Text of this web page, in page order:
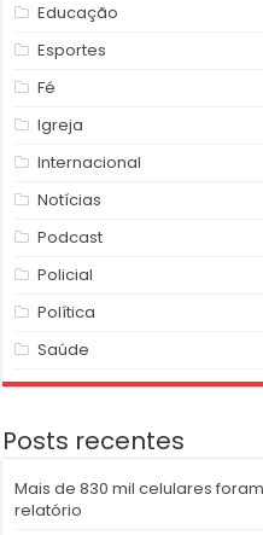
Educação
Esportes
Fé
Igreja
Internacional
Notícias
Podcast
Policial
Política
Saúde
Posts recentes
Mais de 830 mil celulares
relatório